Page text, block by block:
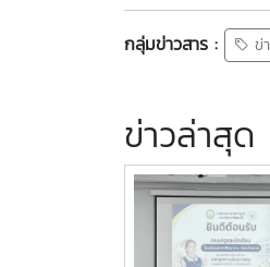
กลุ่มข่าวสาร : ข่
ข่าวล่าสุด